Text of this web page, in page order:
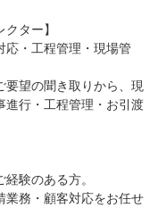
ター】
応・工程管理・現場管
要望の聞き取りから、現
進行・工程管理・お引渡
験のある方。
業務・顧客対応をお任せ